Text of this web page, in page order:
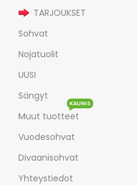
TARJOUKSET
Sohvat
Nojatuolit
UUSI
Sängyt
Muut tuotteet
KAUNIS
Vuodesohvat
Divaanisohvat
Yhteystiedot